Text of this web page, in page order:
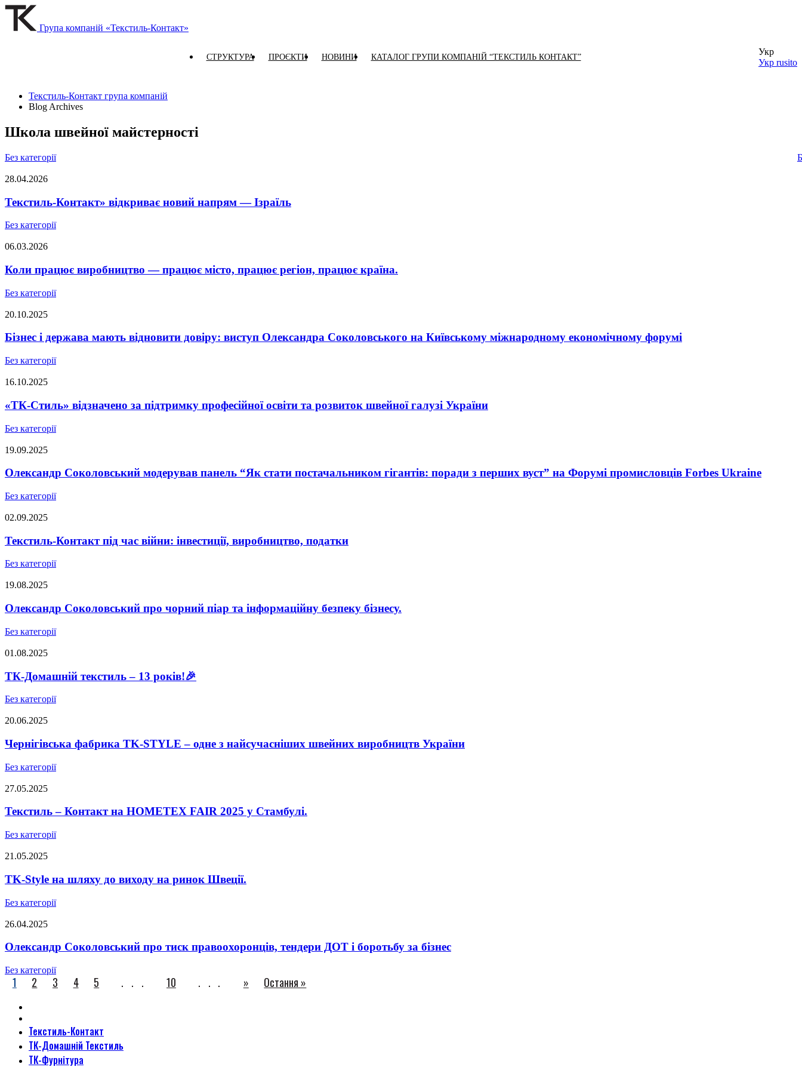
Група компаній «Текстиль-Контакт»
СТРУКТУРА ПРОЄКТИ НОВИНИ КАТАЛОГ ГРУПИ КОМПАНІЙ “ТЕКСТИЛЬ КОНТАКТ”
Укр
Укр rusito
Текстиль-Контакт група компаній
Blog Archives
Школа швейної майстерності
Без категорії
28.04.2026
Текстиль-Контакт» відкриває новий напрям — Ізраїль
Без категорії
06.03.2026
Коли працює виробництво — працює місто, працює регіон, працює країна.
Без категорії
20.10.2025
Бізнес і держава мають відновити довіру: виступ Олександра Соколовського на Київському міжнародному економічному форумі
Без категорії
16.10.2025
«ТК-Стиль» відзначено за підтримку професійної освіти та розвиток швейної галузі України
Без категорії
19.09.2025
Олександр Соколовський модерував панель “Як стати постачальником гігантів: поради з перших вуст” на Форумі промисловців Forbes Ukraine
Без категорії
02.09.2025
Текстиль-Контакт під час війни: інвестиції, виробництво, податки
Без категорії
19.08.2025
Олександр Соколовський про чорний піар та інформаційну безпеку бізнесу.
Без категорії
01.08.2025
ТК-Домашній текстиль – 13 років!🎉
Без категорії
20.06.2025
Чернігівська фабрика TK-STYLE – одне з найсучасніших швейних виробництв України
Без категорії
27.05.2025
Текстиль – Контакт на HOMETEX FAIR 2025 у Стамбулі.
Без категорії
21.05.2025
TK-Style на шляху до виходу на ринок Швеції.
Без категорії
26.04.2025
Олександр Соколовський про тиск правоохоронців, тендери ДОТ і боротьбу за бізнес
Без категорії
1 2 3 4 5 ... 10 ... » Остання »
Текстиль-Контакт
ТК-Домашній Текстиль
ТК-Фурнітура